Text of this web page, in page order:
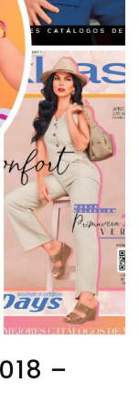
–